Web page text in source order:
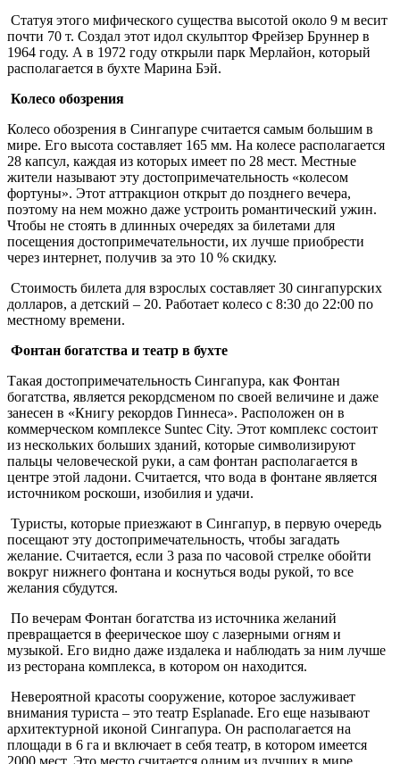
Статуя этого мифического существа высотой около 9 м весит
почти 70 т. Создал этот идол скульптор Фрейзер Бруннер в
1964 году. А в 1972 году открыли парк Мерлайон, который
располагается в бухте Марина Бэй.
Колесо обозрения
Колесо обозрения в Сингапуре считается самым большим в
мире. Его высота составляет 165 мм. На колесе располагается
28 капсул, каждая из которых имеет по 28 мест. Местные
жители называют эту достопримечательность «колесом
фортуны». Этот аттракцион открыт до позднего вечера,
поэтому на нем можно даже устроить романтический ужин.
Чтобы не стоять в длинных очередях за билетами для
посещения достопримечательности, их лучше приобрести
через интернет, получив за это 10 % скидку.
Стоимость билета для взрослых составляет 30 сингапурских
долларов, а детский – 20. Работает колесо с 8:30 до 22:00 по
местному времени.
Фонтан богатства и театр в бухте
Такая достопримечательность Сингапура, как Фонтан
богатства, является рекордсменом по своей величине и даже
занесен в «Книгу рекордов Гиннеса». Расположен он в
коммерческом комплексе Suntec City. Этот комплекс состоит
из нескольких больших зданий, которые символизируют
пальцы человеческой руки, а сам фонтан располагается в
центре этой ладони. Считается, что вода в фонтане является
источником роскоши, изобилия и удачи.
Туристы, которые приезжают в Сингапур, в первую очередь
посещают эту достопримечательность, чтобы загадать
желание. Считается, если 3 раза по часовой стрелке обойти
вокруг нижнего фонтана и коснуться воды рукой, то все
желания сбудутся.
По вечерам Фонтан богатства из источника желаний
превращается в феерическое шоу с лазерными огням и
музыкой. Его видно даже издалека и наблюдать за ним лучше
из ресторана комплекса, в котором он находится.
Невероятной красоты сооружение, которое заслуживает
внимания туриста – это театр Esplanade. Его еще называют
архитектурной иконой Сингапура. Он располагается на
площади в 6 га и включает в себя театр, в котором имеется
2000 мест. Это место считается одним из лучших в мире